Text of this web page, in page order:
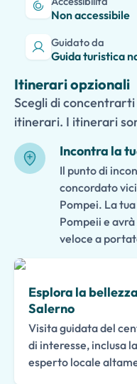
Non accessibile
Guidato da
Guida turistica
Itinerari opzionali
Scegli di concentrarti
itinerari. I itinerari
Incontra la
Il punto di
concordato
Pompei. La
Pompeii e
veloce a
Esplora la
Salerno
Visita guidata del
di interesse, inclusa
esperto locale